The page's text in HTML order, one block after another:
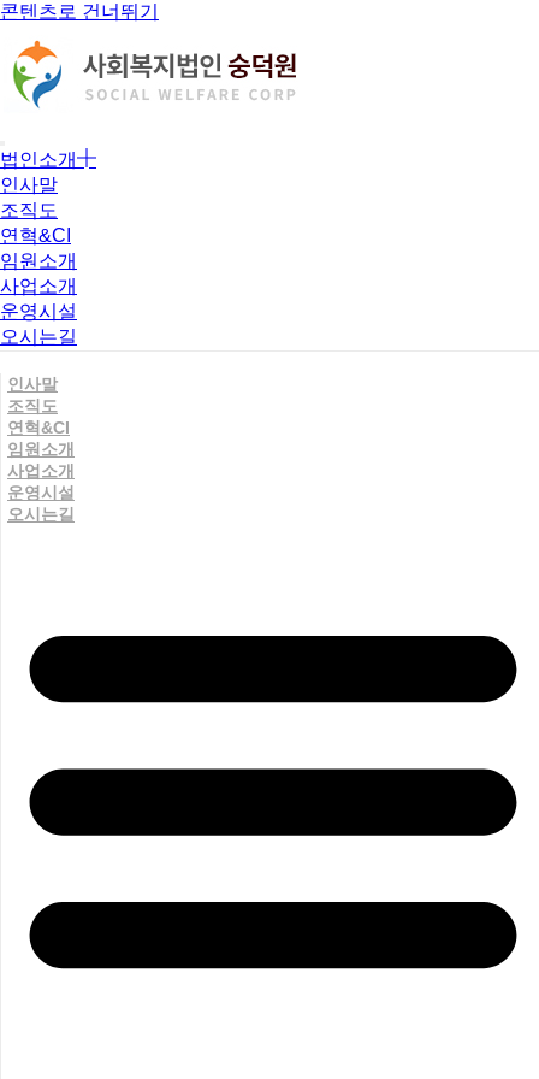
콘텐츠로 건너뛰기
법인소개
인사말
조직도
연혁&CI
임원소개
사업소개
운영시설
오시는길
인사말
조직도
연혁&CI
임원소개
사업소개
운영시설
오시는길